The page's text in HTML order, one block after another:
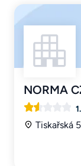
NORMA
Tiskařská